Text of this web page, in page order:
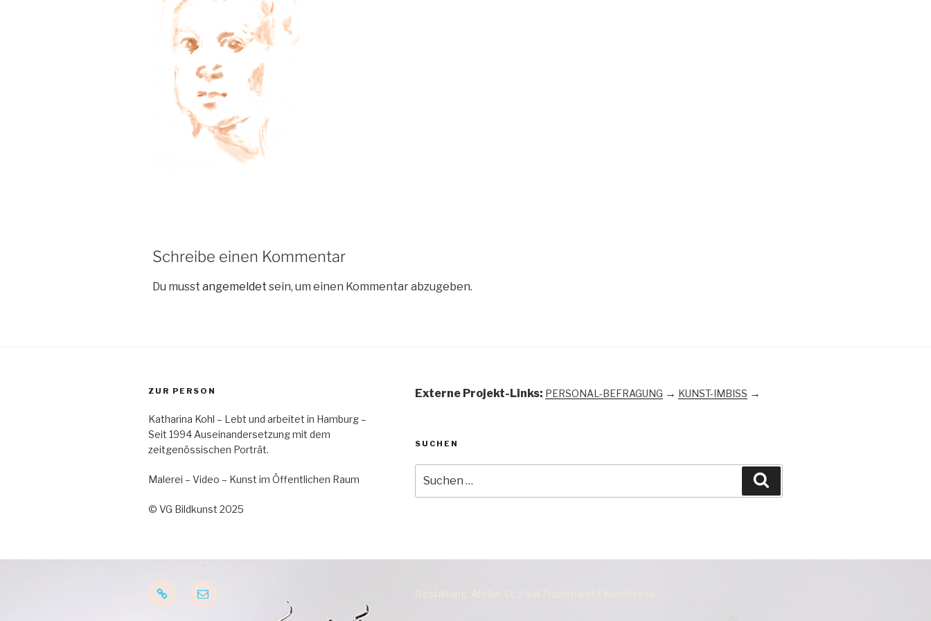
Schreibe einen Kommentar
Du musst angemeldet sein, um einen Kommentar abzugeben.
ZUR PERSON
Katharina Kohl – Lebt und arbeitet in Hamburg –
Seit 1994 Auseinandersetzung mit dem
zeitgenössischen Porträt.
Malerei – Video – Kunst im Öffentlichen Raum
© VG Bildkunst 2025
Externe Projekt-Links: PERSONAL-BEFRAGUNG → KUNST-IMBISS →
SUCHEN
nach:
Startseite
E-